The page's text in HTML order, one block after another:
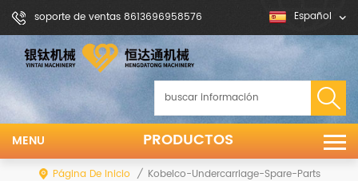
soporte de ventas 8613696958576 Español
PRODUCTOS
MENU
Página De Inicio / Kobelco-Undercarriage-Spare-Parts